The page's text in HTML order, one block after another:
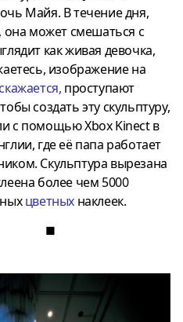
Майя. В течение дня,
она может смешаться с
как живая девочка,
изображение на
, проступают
создать эту скульптуру,
с помощью Xbox Kinect в
где её папа работает
Скульптура вырезана
более чем 5000
цветных наклеек.
■